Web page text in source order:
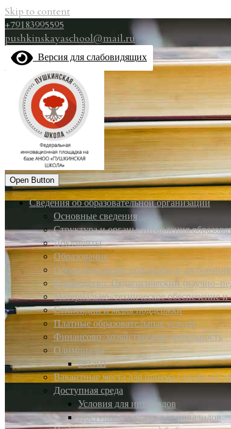
Skip to content
+79183995595
pushkinskayaschool@mail.ru
Версия для слабовидящих
Open Button
Сведения об образовательной организации
Основные сведения
Структура и органы управления
Документы
Образование
Образовательные стандарты и требования
Руководство. Педагогический (научно-
Материально-техническое обеспечение
Стипендии и меры поддержки
Платные образовательные услуги
Финансово-хозяйственная деятельность
Олимпиады
ВсОШ
Вакантные места для приема (перевода)
Доступная среда
Условия для инвалидов
Доступность услуг для инвалидов